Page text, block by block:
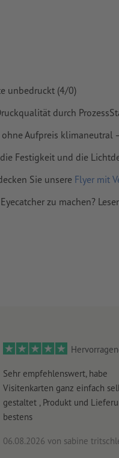
nicht geprüft
unbedruckt (4/0)
durch
Aufpreis klimaneutral
Festigkeit und die
Sie unsere Flyer mit
zu machen?
Sehr empfehlenswert, habe
Visitenkarten ganz einfach
gestaltet , Produkt und
bestens
06.08.2026 von sabine